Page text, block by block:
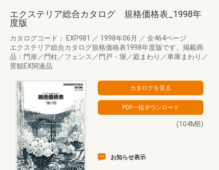
エクステリア総合カタログ 規格価格表_1998年
度版
カタログコード： EXP981 ／ 1998年06月 ／ 全464ページ
エクステリア総合カタログ規格価格表1998年度版です。掲載商
品：門扉／門柱／フェンス／門戸・塀／庭まわり／車庫まわり／
景観EX関連品
(104MB)
お知らせ表示